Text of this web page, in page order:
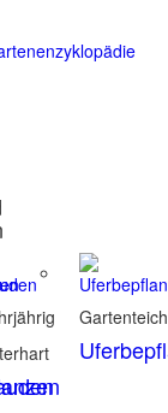
Gartenteich